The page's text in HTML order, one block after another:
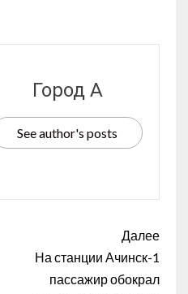
Город А
See author's posts
Далее
На станции Ачинск-1
пассажир обокрал